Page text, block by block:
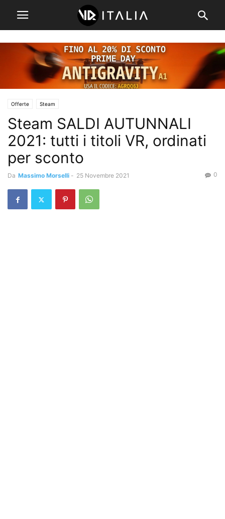
Offerte Steam
Steam SALDI AUTUNNALI
2021: tutti i titoli VR, ordinati
per sconto
Da Massimo Morselli - 25 Novembre 2021 0